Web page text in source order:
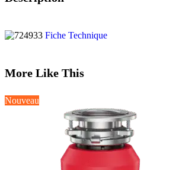
Fiche Technique
More Like This
Nouveau